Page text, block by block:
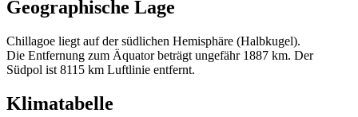
Geographische Lage
Chillagoe liegt auf der südlichen Hemisphäre (Halbkugel).
Die Entfernung zum Äquator beträgt ungefähr 1887 km. Der
Südpol ist 8115 km Luftlinie entfernt.
Klimatabelle